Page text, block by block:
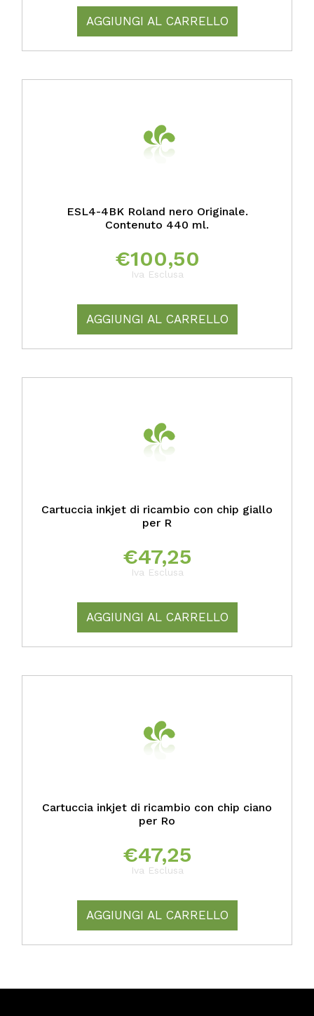
AGGIUNGI AL CARRELLO
ESL4-4BK Roland nero Originale.
Contenuto 440 ml.
€100,50
Iva Esclusa
AGGIUNGI AL CARRELLO
Cartuccia inkjet di ricambio con chip giallo
per R
€47,25
Iva Esclusa
AGGIUNGI AL CARRELLO
Cartuccia inkjet di ricambio con chip ciano
per Ro
€47,25
Iva Esclusa
AGGIUNGI AL CARRELLO